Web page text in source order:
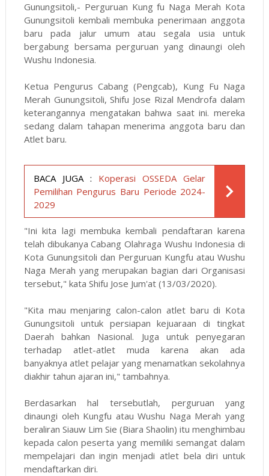
Gunungsitoli,- Perguruan Kung fu Naga Merah Kota
Gunungsitoli kembali membuka penerimaan anggota
baru pada jalur umum atau segala usia untuk
bergabung bersama perguruan yang dinaungi oleh
Wushu Indonesia.
Ketua Pengurus Cabang (Pengcab), Kung Fu Naga
Merah Gunungsitoli, Shifu Jose Rizal Mendrofa dalam
keterangannya mengatakan bahwa saat ini. mereka
sedang dalam tahapan menerima anggota baru dan
Atlet baru.
BACA JUGA :
Koperasi OSSEDA Gelar
Pemilihan Pengurus Baru Periode 2024-
2029
"Ini kita lagi membuka kembali pendaftaran karena
telah dibukanya Cabang Olahraga Wushu Indonesia di
Kota Gunungsitoli dan Perguruan Kungfu atau Wushu
Naga Merah yang merupakan bagian dari Organisasi
tersebut," kata Shifu Jose Jum'at (13/03/2020).
"Kita mau menjaring calon-calon atlet baru di Kota
Gunungsitoli untuk persiapan kejuaraan di tingkat
Daerah bahkan Nasional. Juga untuk penyegaran
terhadap atlet-atlet muda karena akan ada
banyaknya atlet pelajar yang menamatkan sekolahnya
diakhir tahun ajaran ini," tambahnya.
Berdasarkan hal tersebutlah, perguruan yang
dinaungi oleh Kungfu atau Wushu Naga Merah yang
beraliran Siauw Lim Sie (Biara Shaolin) itu menghimbau
kepada calon peserta yang memiliki semangat dalam
mempelajari dan ingin menjadi atlet bela diri untuk
mendaftarkan diri.